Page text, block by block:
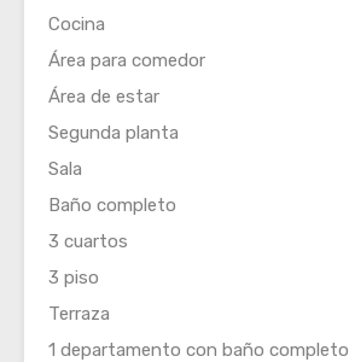
Cocina
Área para comedor
Área de estar
Segunda planta
Sala
Baño completo
3 cuartos
3 piso
Terraza
1 departamento con baño completo